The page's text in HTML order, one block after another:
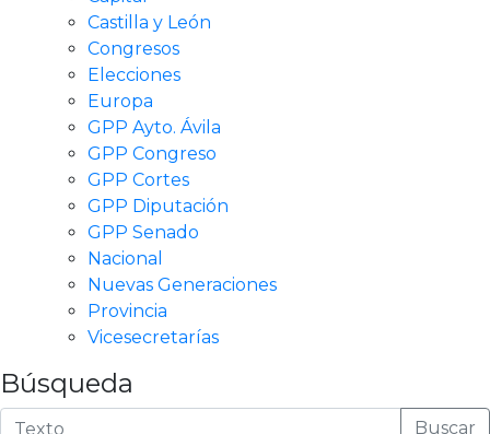
Castilla y León
Congresos
Elecciones
Europa
GPP Ayto. Ávila
GPP Congreso
GPP Cortes
GPP Diputación
GPP Senado
Nacional
Nuevas Generaciones
Provincia
Vicesecretarías
Búsqueda
Buscar